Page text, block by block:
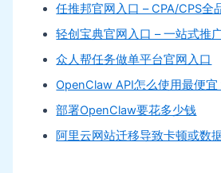
任推邦官网入口 – CPA/CPS全
轻创宝典官网入口 – 一站式推
众人帮任务做单平台官网入口
OpenClaw API怎么使用最便宜
部署OpenClaw要花多少钱
阿里云网站迁移导致卡顿或数